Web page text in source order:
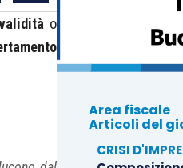
o
Area fiscale
Articoli del
CRISI